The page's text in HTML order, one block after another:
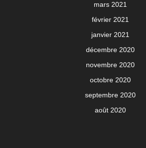
mars 2021
février 2021
janvier 2021
décembre 2020
novembre 2020
octobre 2020
septembre 2020
août 2020